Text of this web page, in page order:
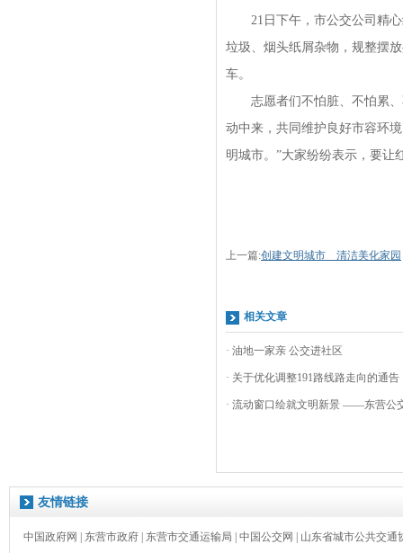
21日下午，市公交公司精心
垃圾、烟头纸屑杂物，规整摆
车。
志愿者们不怕脏、不怕累、
动中来，共同维护良好市容环
明城市。”大家纷纷表示，要让
上一篇:创建文明城市 清洁美化家园
相关文章
· 油地一家亲 公交进社区
· 关于优化调整191路线路走向的通告
· 流动窗口绘就文明新景 ——东营公
友情链接
中国政府网 东营市政府 东营市交通运输局 中国公交网 山东省城市公共交通